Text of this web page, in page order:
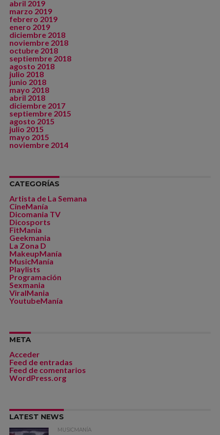
abril 2019
marzo 2019
febrero 2019
enero 2019
diciembre 2018
noviembre 2018
octubre 2018
septiembre 2018
agosto 2018
julio 2018
junio 2018
mayo 2018
abril 2018
diciembre 2017
septiembre 2015
agosto 2015
julio 2015
mayo 2015
noviembre 2014
CATEGORÍAS
Artista de La Semana
CineManía
Dicomania TV
Dicosports
FitMania
Geekmania
La Zona D
MakeupManía
MusicManía
Playlists
Programación
Sexmania
ViralMania
YoutubeManía
META
Acceder
Feed de entradas
Feed de comentarios
WordPress.org
LATEST NEWS
MUSICMANÍA